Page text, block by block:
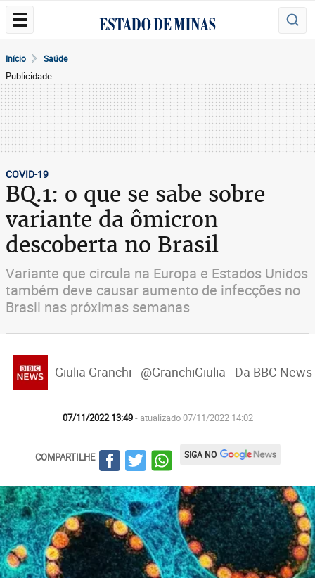
Início Saúde
Publicidade
COVID-19
BQ.1: o que se sabe sobre
variante da ômicron
descoberta no Brasil
Variante que circula na Europa e Estados Unidos
também deve causar aumento de infecções no
Brasil nas próximas semanas
Giulia Granchi - @GranchiGiulia - Da BBC
07/11/2022 13:49- atualizado 07/11/2022 14:02
COMPARTILHE SIGA NO